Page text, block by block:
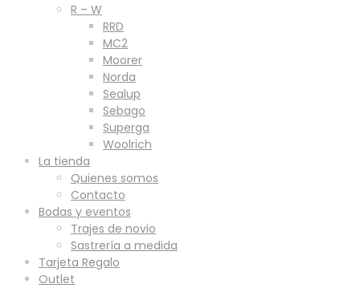
R – W
RRD
MC2
Moorer
Norda
Sealup
Sebago
Superga
Woolrich
La tienda
Quienes somos
Contacto
Bodas y eventos
Trajes de novio
Sastrería a medida
Tarjeta Regalo
Outlet